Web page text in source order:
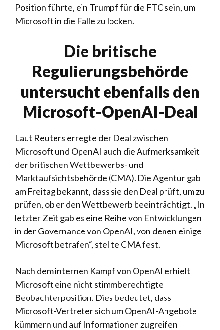
Position führte, ein Trumpf für die FTC sein, um
Microsoft in die Falle zu locken.
Die britische
Regulierungsbehörde
untersucht ebenfalls den
Microsoft-OpenAI-Deal
Laut Reuters erregte der Deal zwischen
Microsoft und OpenAI auch die Aufmerksamkeit
der britischen Wettbewerbs- und
Marktaufsichtsbehörde (CMA). Die Agentur gab
am Freitag bekannt, dass sie den Deal prüft, um zu
prüfen, ob er den Wettbewerb beeinträchtigt. „In
letzter Zeit gab es eine Reihe von Entwicklungen
in der Governance von OpenAI, von denen einige
Microsoft betrafen“, stellte CMA fest.
Nach dem internen Kampf von OpenAI erhielt
Microsoft eine nicht stimmberechtigte
Beobachterposition. Dies bedeutet, dass
Microsoft-Vertreter sich um OpenAI-Angebote
kümmern und auf Informationen zugreifen